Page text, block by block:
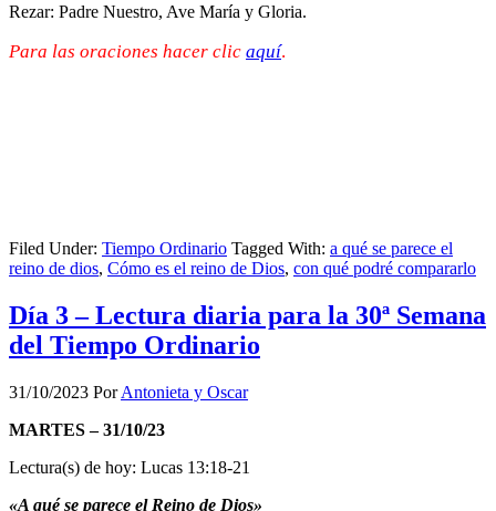
Rezar: Padre Nuestro, Ave María y Gloria.
Para las oraciones hacer clic aquí.
Filed Under: Tiempo Ordinario Tagged With: a qué se parece el
reino de dios, Cómo es el reino de Dios, con qué podré compararlo
Día 3 – Lectura diaria para la 30ª Semana
del Tiempo Ordinario
31/10/2023 PorAntonieta y Oscar
MARTES – 31/10/23
Lectura(s) de hoy: Lucas 13:18-21
«A qué se parece el Reino de Dios»